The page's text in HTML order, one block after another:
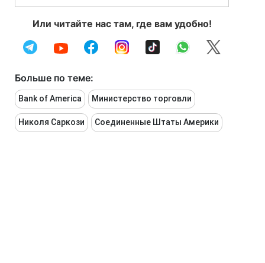
Или читайте нас там, где вам удобно!
Больше по теме:
Bank of America Министерство торговли
Николя Саркози Соединенные Штаты Америки